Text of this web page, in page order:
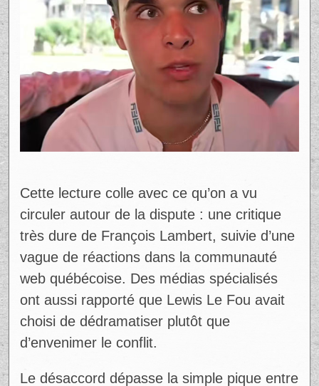
Cette lecture colle avec ce qu’on a vu
circuler autour de la dispute : une critique
très dure de François Lambert, suivie d’une
vague de réactions dans la communauté
web québécoise. Des médias spécialisés
ont aussi rapporté que Lewis Le Fou avait
choisi de dédramatiser plutôt que
d’envenimer le conflit.